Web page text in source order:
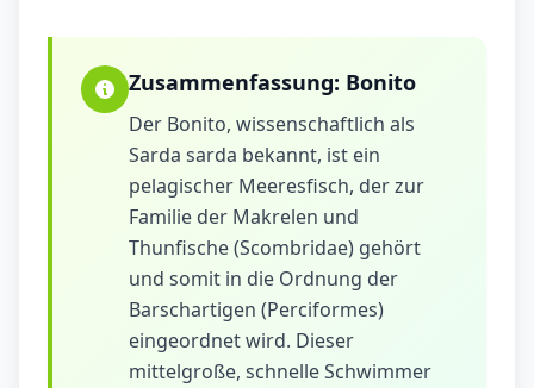
Zusammenfassung: Bonito
Der Bonito, wissenschaftlich als
Sarda sarda bekannt, ist ein
pelagischer Meeresfisch, der zur
Familie der Makrelen und
Thunfische (Scombridae) gehört
und somit in die Ordnung der
Barschartigen (Perciformes)
eingeordnet wird. Dieser
mittelgroße, schnelle Schwimmer